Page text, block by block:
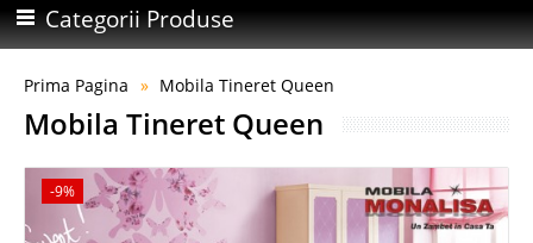
Categorii Produse
Prima Pagina Mobila Tineret Queen
Mobila Tineret Queen
-9%